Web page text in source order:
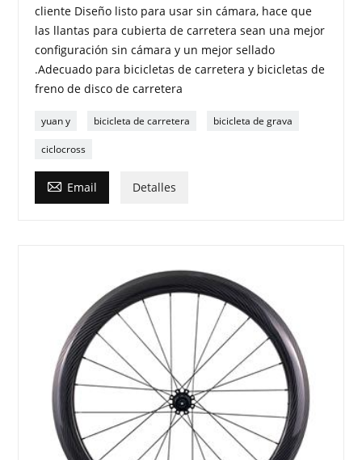
cliente Diseño listo para usar sin cámara, hace que
las llantas para cubierta de carretera sean una mejor
configuración sin cámara y un mejor sellado
.Adecuado para bicicletas de carretera y bicicletas de
freno de disco de carretera
yuan y bicicleta de carretera bicicleta de grava
ciclocross
 Email Detalles